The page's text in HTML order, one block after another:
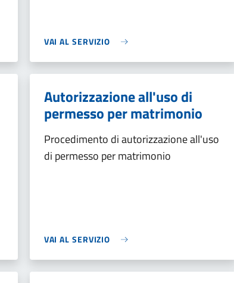
VAI AL SERVIZIO
Autorizzazione all'uso di
permesso per matrimonio
Procedimento di autorizzazione all'uso
di permesso per matrimonio
VAI AL SERVIZIO